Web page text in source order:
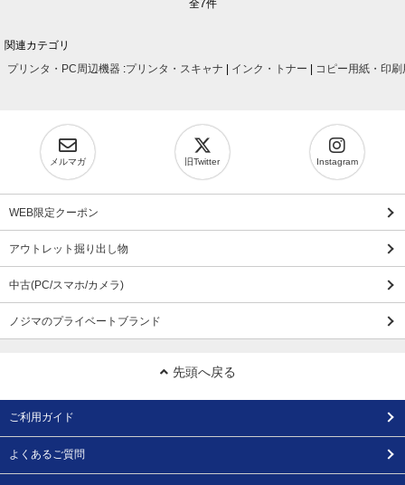
全7件
関連カテゴリ
プリンタ・PC周辺機器 :プリンタ・スキャナ | インク・トナー | コピー用紙・印刷
メルマガ 旧Twitter Instagram
WEB限定クーポン
アウトレット掘り出し物
中古(PC/スマホ/カメラ)
ノジマのプライベートブランド
先頭へ戻る
ご利用ガイド
よくあるご質問